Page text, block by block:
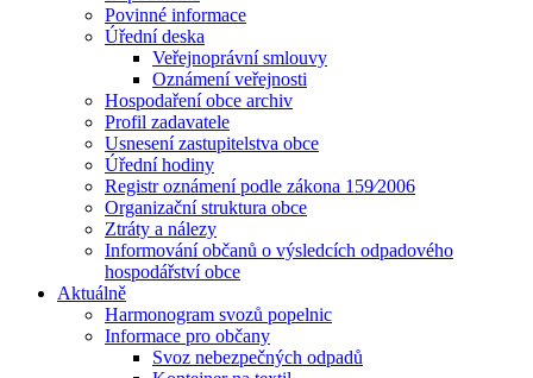
Povinné informace
Úřední deska
Veřejnoprávní smlouvy
Oznámení veřejnosti
Hospodaření obce archiv
Profil zadavatele
Usnesení zastupitelstva obce
Úřední hodiny
Registr oznámení podle zákona 159⁄2006
Organizační struktura obce
Ztráty a nálezy
Informování občanů o výsledcích odpadového
hospodářství obce
Aktuálně
Harmonogram svozů popelnic
Informace pro občany
Svoz nebezpečných odpadů